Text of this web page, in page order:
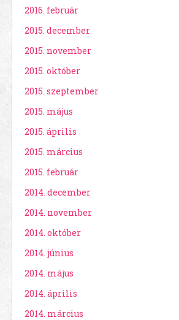
2016. február
2015. december
2015. november
2015. október
2015. szeptember
2015. május
2015. április
2015. március
2015. február
2014. december
2014. november
2014. október
2014. június
2014. május
2014. április
2014. március